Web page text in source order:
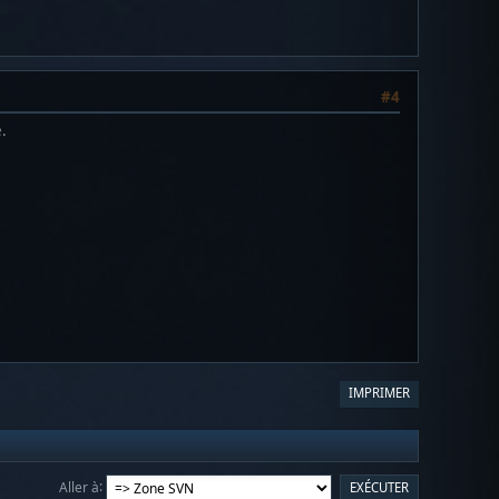
#4
IMPRIMER
Aller à